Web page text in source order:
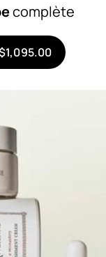
complète